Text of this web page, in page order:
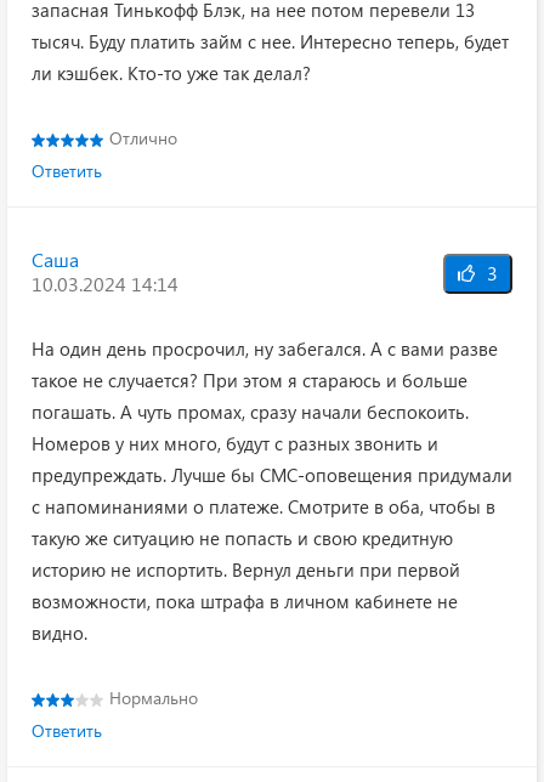
запасная Тинькофф Блэк, на нее потом перевели 13
тысяч. Буду платить займ с нее. Интересно теперь, будет
ли кэшбек. Кто-то уже так делал?
Отлично
Ответить
Саша
10.03.2024 14:14
3
На один день просрочил, ну забегался. А с вами разве
такое не случается? При этом я стараюсь и больше
погашать. А чуть промах, сразу начали беспокоить.
Номеров у них много, будут с разных звонить и
предупреждать. Лучше бы СМС-оповещения придумали
с напоминаниями о платеже. Смотрите в оба, чтобы в
такую же ситуацию не попасть и свою кредитную
историю не испортить. Вернул деньги при первой
возможности, пока штрафа в личном кабинете не
видно.
Нормально
Ответить